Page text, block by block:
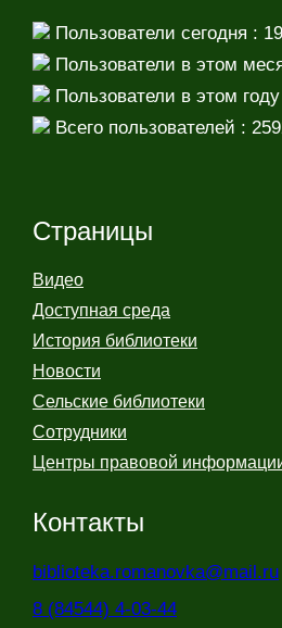
Пользователи сегодня : 19
Пользователи в этом
Пользователи в этом
Всего пользователей :
Страницы
Видео
Доступная среда
История библиотеки
Новости
Сельские библиотеки
Сотрудники
Центры правовой
Контакты
biblioteka.romanovka@mail.ru
8 (84544) 4-03-44